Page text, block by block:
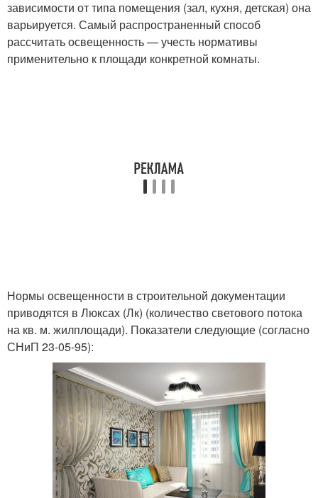
зависимости от типа помещения (зал, кухня, детская) она
варьируется. Самый распространенный способ
рассчитать освещенность — учесть нормативы
применительно к площади конкретной комнаты.
Нормы освещенности в строительной документации
приводятся в Люксах (Лк) (количество светового потока
на кв. м. жилплощади). Показатели следующие (согласно
СНиП 23-05-95):